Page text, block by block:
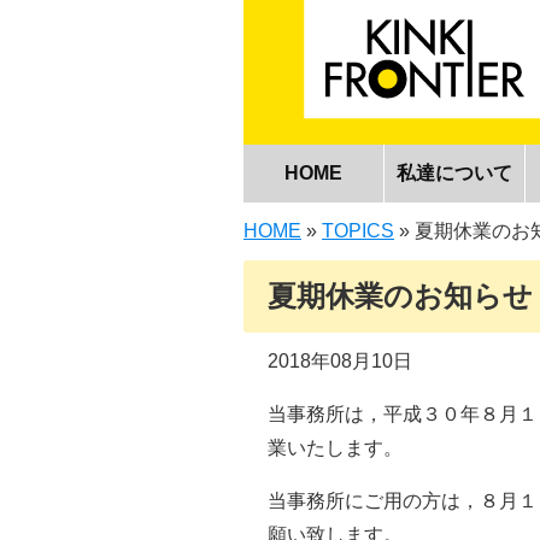
HOME 私達について
HOME » TOPICS » 夏期休業のお
夏期休業のお知らせ
2018年08月10日
当事務所は，平成３０年８月
業いたします。
当事務所にご用の方は，８月
願い致します。